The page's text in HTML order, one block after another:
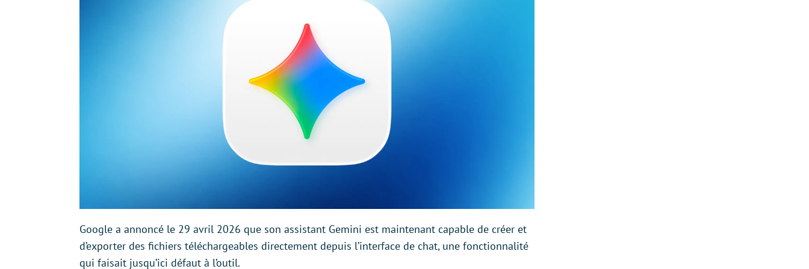
Google a annoncé le 29 avril 2026 que son assistant Gemini est maintenant capable de créer et
d’exporter des fichiers téléchargeables directement depuis l’interface de chat, une fonctionnalité
qui faisait jusqu’ici défaut à l’outil.